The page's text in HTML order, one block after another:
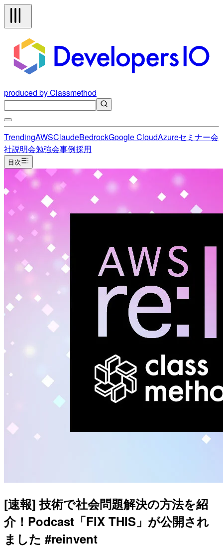
produced by Classmethod
TrendingAWSClaudeBedrockGoogle CloudAzureセミナー会
社説明会勉強会事例採用
目次
[速報] 技術で社会問題解決の方法を紹
介！Podcast「FIX THIS」が公開され
ました #reinvent